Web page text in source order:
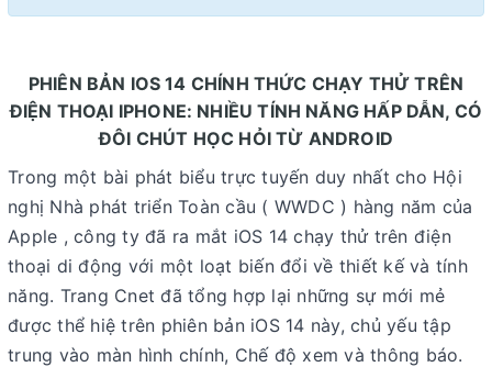
PHIÊN BẢN IOS 14 CHÍNH THỨC CHẠY THỬ TRÊN
ĐIỆN THOẠI IPHONE: NHIỀU TÍNH NĂNG HẤP DẪN, CÓ
ĐÔI CHÚT HỌC HỎI TỪ ANDROID
Trong một bài phát biểu trực tuyến duy nhất cho Hội
nghị Nhà phát triển Toàn cầu ( WWDC ) hàng năm của
Apple , công ty đã ra mắt iOS 14 chạy thử trên điện
thoại di động với một loạt biến đổi về thiết kế và tính
năng. Trang Cnet đã tổng hợp lại những sự mới mẻ
được thể hiệ trên phiên bản iOS 14 này, chủ yếu tập
trung vào màn hình chính, Chế độ xem và thông báo.